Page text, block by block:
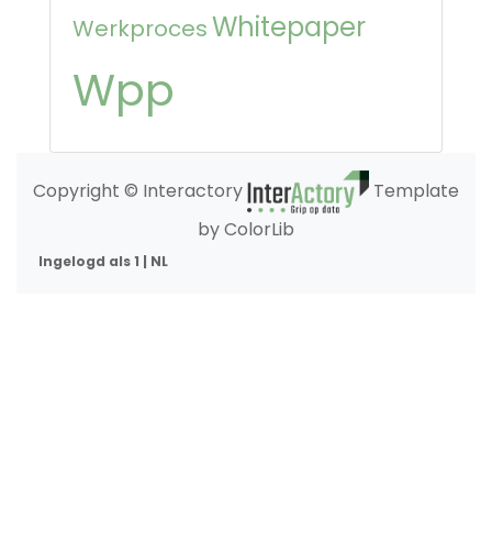
WerkprocesWhitepaper
Wpp
Copyright © Interactory
Template
by ColorLib
Ingelogd als 1 | NL